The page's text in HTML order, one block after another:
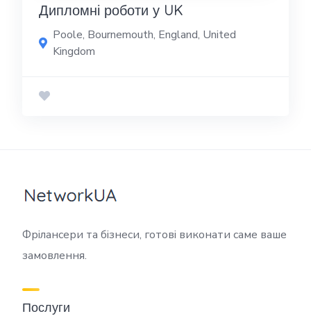
Дипломні роботи у UK
Poole, Bournemouth, England, United
Kingdom
Фрілансери та бізнеси, готові виконати саме ваше
замовлення.
Послуги